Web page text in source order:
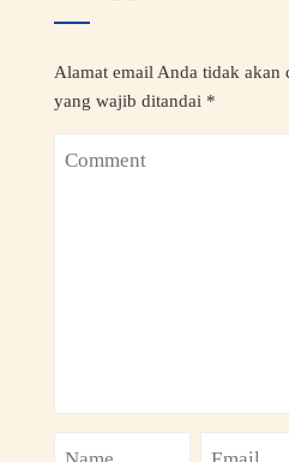
Alamat email Anda tidak akan
yang wajib ditandai *